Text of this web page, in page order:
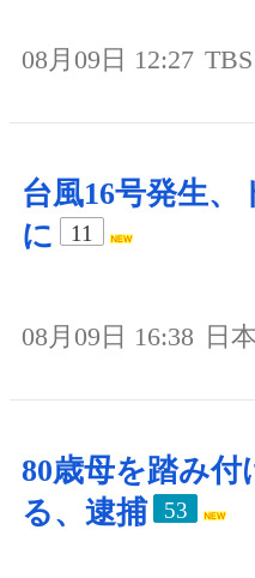
08月09日 12:27
台風16号発生
に
11
08月09日 16:38 日
80歳母を踏み付
る、逮捕
53